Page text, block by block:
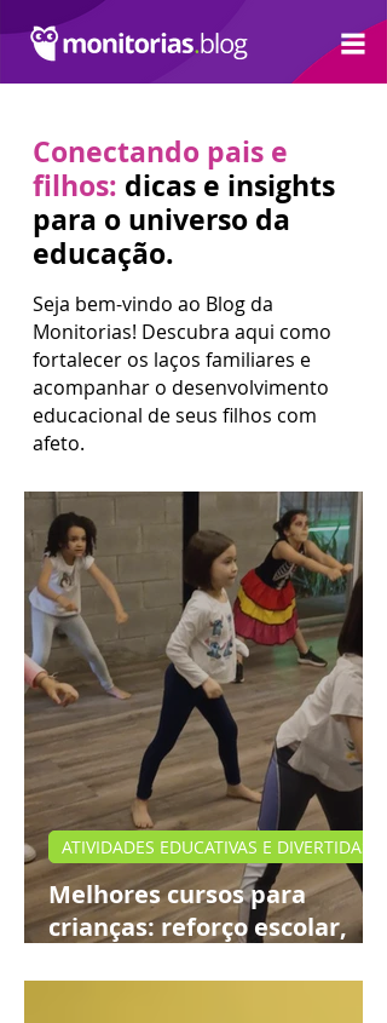
Conectando pais e
filhos: dicas e insights
para o universo da
educação.
Seja bem-vindo ao Blog da
Monitorias! Descubra aqui como
fortalecer os laços familiares e
acompanhar o desenvolvimento
educacional de seus filhos com
afeto.
Melhores cursos para
crianças: reforço escolar,
ATIVIDADES EDUCATIVAS E DIVERTIDAS